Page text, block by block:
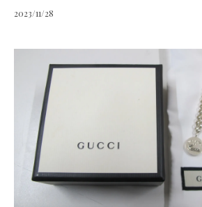
2023/11/28